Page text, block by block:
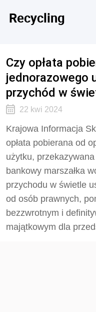
Recycling
Czy opłata
jednorazowego
przychód w
22 kwi 2024
Krajowa Informacja
opłata pobierana od
użytku,
bankowy marszałka
przychodu w świetle
od osób prawnych,
bezzwrotnym i
majątkowym dla